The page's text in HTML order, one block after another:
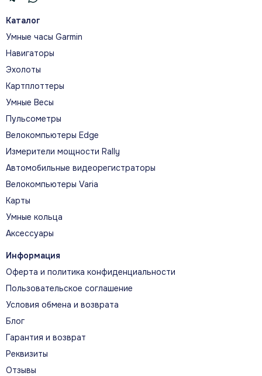
УСКОРИТЕ ПРИКЛЮЧЕНИЯ
Эти смарт-часы для авиаторов премиум-класса с
AMOLED предлагают передовые инструменты для
полета, а также функции для здоровья и фитнеса,
которые улучшат вашу жизнь пилота.
Ключевые авиационные
возможности
АВИАЦИОННАЯ НАВИГАЦИЯ DIRECT-
TO
Direct-to прокладывает курс к выбранному
глобальной базы данных.
Каталог
Умные часы Garmin
Навигаторы
Эхолоты
Картплоттеры
Умные Весы
Пульсометры
Велокомпьютеры Edge
Измерители мощности Rally
Автомобильные видеорегистраторы
Велокомпьютеры Varia
Карты
Умные кольца
Аксессуары
Информация
Оферта и политика конфиденциальности
Пользовательское соглашение
Условия обмена и возврата
Блог
Гарантия и возврат
Реквизиты
Отзывы